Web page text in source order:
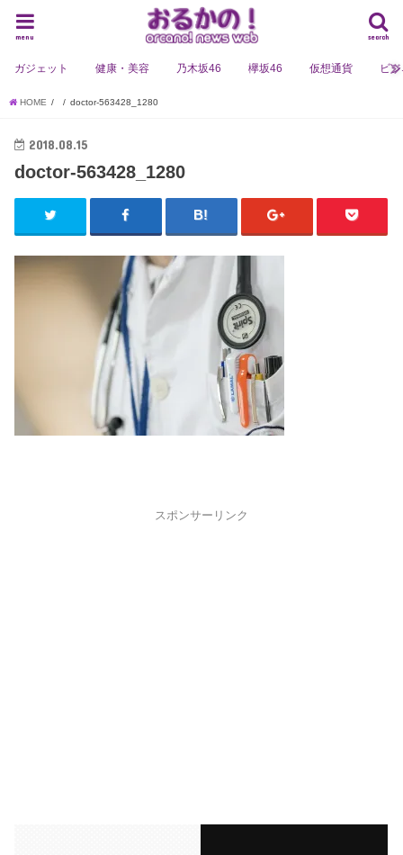
search
menu
ガジェット 健康・美容 乃木坂46 欅坂46 仮想通貨 ビ
HOME doctor-563428_1280
2018.08.15
doctor-563428_1280
スポンサーリンク